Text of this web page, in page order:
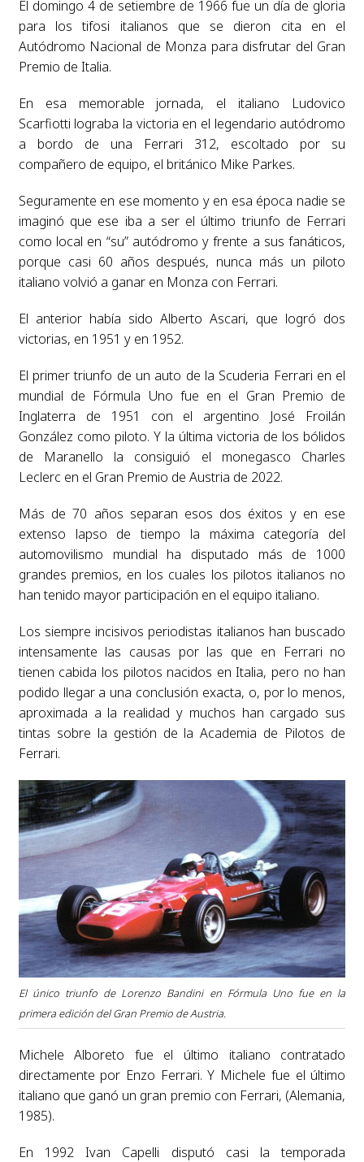
El domingo 4 de setiembre de 1966 fue un día de gloria
para los tifosi italianos que se dieron cita en el
Autódromo Nacional de Monza para disfrutar del Gran
Premio de Italia.
En esa memorable jornada, el italiano Ludovico
Scarfiotti lograba la victoria en el legendario autódromo
a bordo de una Ferrari 312, escoltado por su
compañero de equipo, el británico Mike Parkes.
Seguramente en ese momento y en esa época nadie se
imaginó que ese iba a ser el último triunfo de Ferrari
como local en “su” autódromo y frente a sus fanáticos,
porque casi 60 años después, nunca más un piloto
italiano volvió a ganar en Monza con Ferrari.
El anterior había sido Alberto Ascari, que logró dos
victorias, en 1951 y en 1952.
El primer triunfo de un auto de la Scuderia Ferrari en el
mundial de Fórmula Uno fue en el Gran Premio de
Inglaterra de 1951 con el argentino José Froilán
González como piloto. Y la última victoria de los bólidos
de Maranello la consiguió el monegasco Charles
Leclerc en el Gran Premio de Austria de 2022.
Más de 70 años separan esos dos éxitos y en ese
extenso lapso de tiempo la máxima categoría del
automovilismo mundial ha disputado más de 1000
grandes premios, en los cuales los pilotos italianos no
han tenido mayor participación en el equipo italiano.
Los siempre incisivos periodistas italianos han buscado
intensamente las causas por las que en Ferrari no
tienen cabida los pilotos nacidos en Italia, pero no han
podido llegar a una conclusión exacta, o, por lo menos,
aproximada a la realidad y muchos han cargado sus
tintas sobre la gestión de la Academia de Pilotos de
Ferrari.
El único triunfo de Lorenzo Bandini en Fórmula Uno fue en la
primera edición del Gran Premio de Austria.
Michele Alboreto fue el último italiano contratado
directamente por Enzo Ferrari. Y Michele fue el último
italiano que ganó un gran premio con Ferrari, (Alemania,
1985).
En 1992 Ivan Capelli disputó casi la temporada